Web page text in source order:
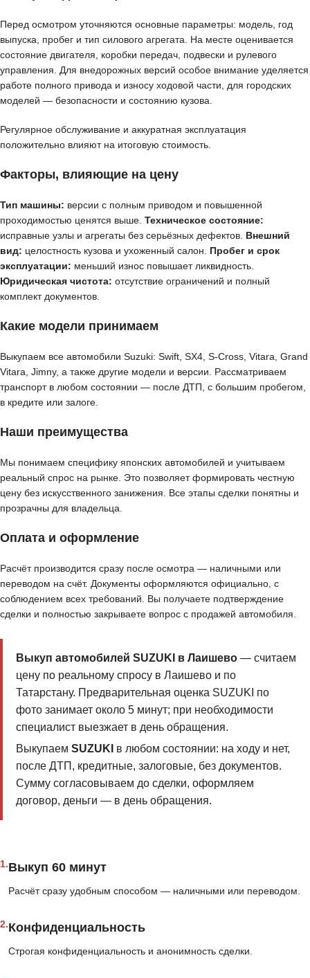
Перед осмотром уточняются основные параметры: модель, год
выпуска, пробег и тип силового агрегата. На месте оценивается
состояние двигателя, коробки передач, подвески и рулевого
управления. Для внедорожных версий особое внимание уделяется
работе полного привода и износу ходовой части, для городских
моделей — безопасности и состоянию кузова.
Регулярное обслуживание и аккуратная эксплуатация
положительно влияют на итоговую стоимость.
Факторы, влияющие на цену
Тип машины: версии с полным приводом и повышенной
проходимостью ценятся выше. Техническое состояние:
исправные узлы и агрегаты без серьёзных дефектов. Внешний
вид: целостность кузова и ухоженный салон. Пробег и срок
эксплуатации: меньший износ повышает ликвидность.
Юридическая чистота: отсутствие ограничений и полный
комплект документов.
Какие модели принимаем
Выкупаем все автомобили Suzuki: Swift, SX4, S-Cross, Vitara, Grand
Vitara, Jimny, а также другие модели и версии. Рассматриваем
транспорт в любом состоянии — после ДТП, с большим пробегом,
в кредите или залоге.
Наши преимущества
Мы понимаем специфику японских автомобилей и учитываем
реальный спрос на рынке. Это позволяет формировать честную
цену без искусственного занижения. Все этапы сделки понятны и
прозрачны для владельца.
Оплата и оформление
Расчёт производится сразу после осмотра — наличными или
переводом на счёт. Документы оформляются официально, с
соблюдением всех требований. Вы получаете подтверждение
сделки и полностью закрываете вопрос с продажей автомобиля.
Выкуп автомобилей SUZUKI в Лаишево— считаем
цену по реальному спросу в Лаишево и по
Татарстану. Предварительная оценка SUZUKI по
фото занимает около 5 минут; при необходимости
специалист выезжает в день обращения.
Выкупаем SUZUKI в любом состоянии: на ходу и нет,
после ДТП, кредитные, залоговые, без документов.
Сумму согласовываем до сделки, оформляем
договор, деньги — в день обращения.
1.Выкуп 60 минут
Расчёт сразу удобным способом — наличными или переводом.
2.Конфиденциальность
Строгая конфиденциальность и анонимность сделки.